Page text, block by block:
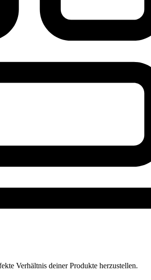
Verhältnis deiner Produkte herzustellen.